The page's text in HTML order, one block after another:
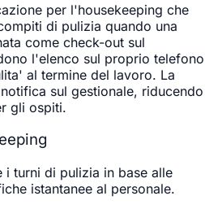
per l'housekeeping che
di pulizia quando una
come check-out sul
l'elenco sul proprio telefono
al termine del lavoro. La
sul gestionale, riducendo
gli ospiti.
i turni di pulizia in base alle
istantanee al personale.